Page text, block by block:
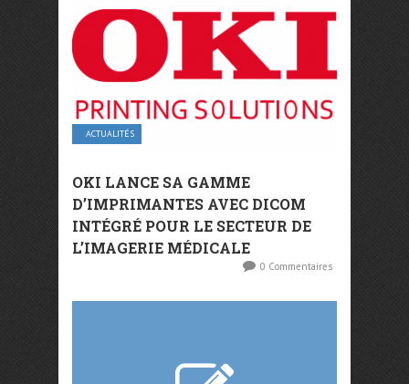
ACTUALITÉS
OKI LANCE SA GAMME
D’IMPRIMANTES AVEC DICOM
INTÉGRÉ POUR LE SECTEUR DE
L’IMAGERIE MÉDICALE
0 Commentaires